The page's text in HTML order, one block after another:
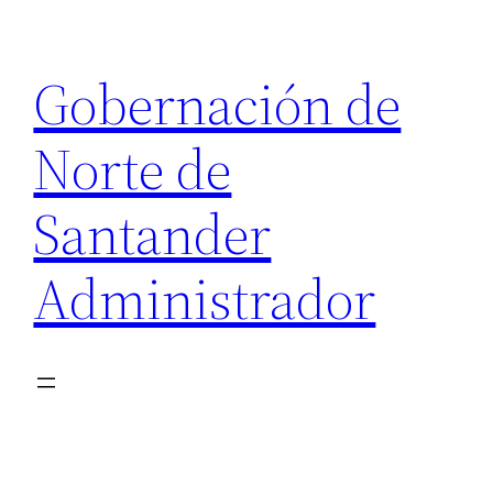
contenido
Gobernación de
Norte de
Santander
Administrador